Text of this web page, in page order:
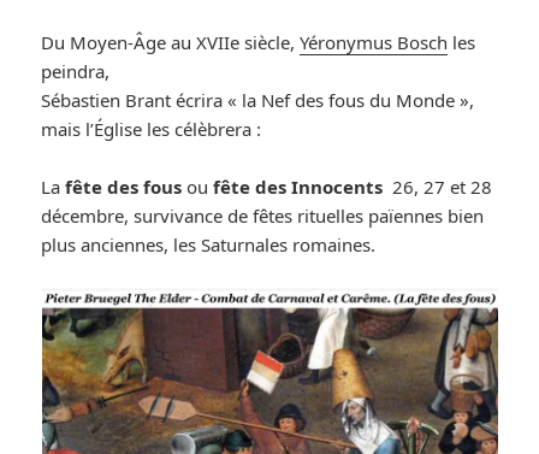
Du Moyen-Âge au XVIIe siècle,Yéronymus Bosch les
peindra,
Sébastien Brant écrira « la Nef des fous du Monde »,
mais l’Église les célèbrera :
La fête des fous oufête des Innocents 26, 27 et 28
décembre, survivance de fêtes rituelles païennes bien
plus anciennes, les Saturnales romaines.